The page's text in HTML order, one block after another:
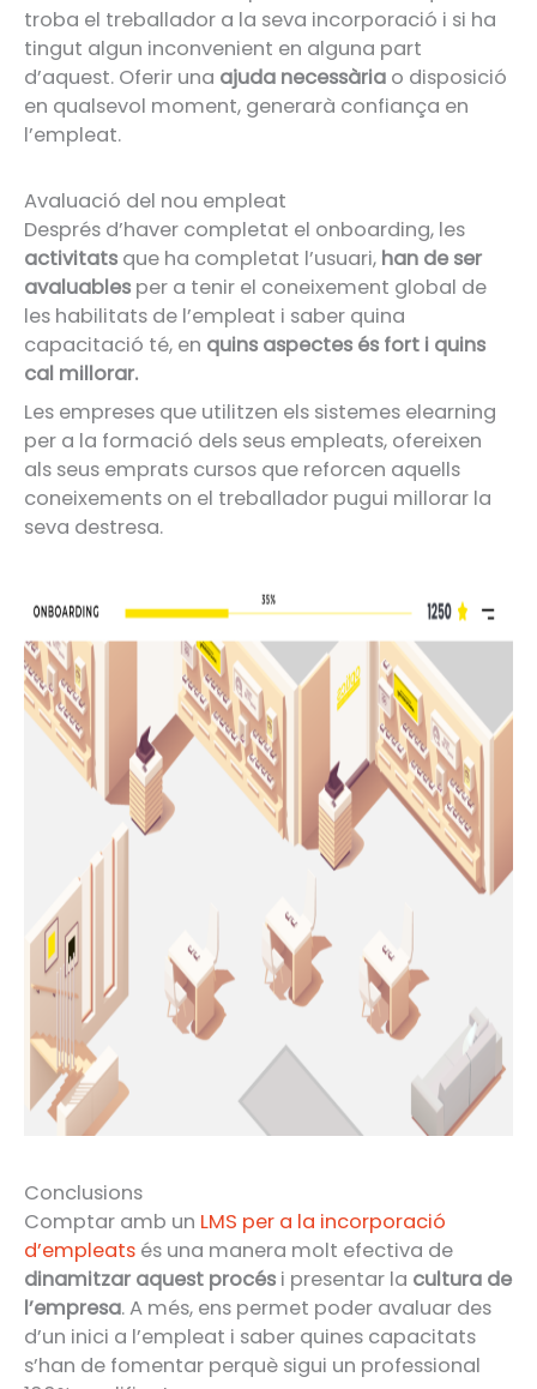
troba el treballador a la seva incorporació i si ha
tingut algun inconvenient en alguna part
d’aquest. Oferir una ajuda necessària o disposició
en qualsevol moment, generarà confiança en
l’empleat.
Avaluació del nou empleat
Després d’haver completat el onboarding, les
activitats que ha completat l’usuari, han de ser
avaluables per a tenir el coneixement global de
les habilitats de l’empleat i saber quina
capacitació té, en quins aspectes és fort i quins
cal millorar.
Les empreses que utilitzen els sistemes elearning
per a la formació dels seus empleats, ofereixen
als seus emprats cursos que reforcen aquells
coneixements on el treballador pugui millorar la
seva destresa.
Conclusions
Comptar amb un LMS per a la incorporació
d’empleats és una manera molt efectiva de
dinamitzar aquest procés i presentar la cultura de
l’empresa. A més, ens permet poder avaluar des
d’un inici a l’empleat i saber quines capacitats
s’han de fomentar perquè sigui un professional